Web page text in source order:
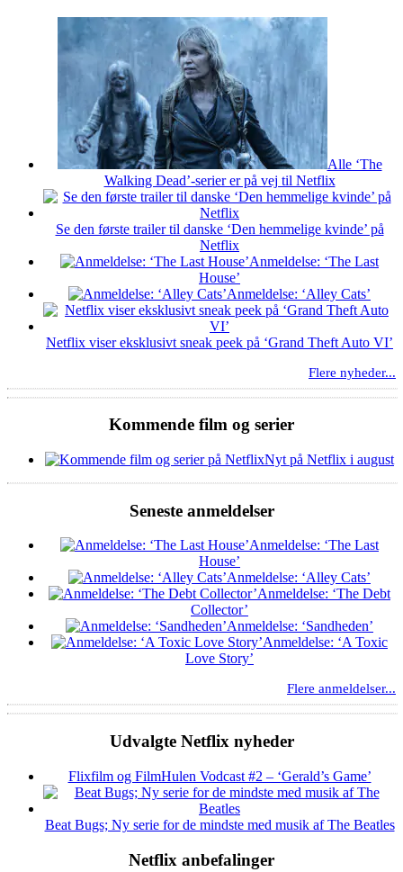
Alle ‘The
Walking Dead’-serier er på vej til Netflix
Se den første trailer til danske ‘Den hemmelige kvinde’ på
Netflix
Anmeldelse: ‘The Last
House’
Anmeldelse: ‘Alley Cats’
Netflix viser eksklusivt sneak peek på ‘Grand Theft Auto VI’
Flere nyheder...
Kommende film og serier
Nyt på Netflix i august
Seneste anmeldelser
Anmeldelse: ‘The Last
House’
Anmeldelse: ‘Alley Cats’
Anmeldelse: ‘The Debt
Collector’
Anmeldelse: ‘Sandheden’
Anmeldelse: ‘A Toxic
Love Story’
Flere anmeldelser...
Udvalgte Netflix nyheder
Flixfilm og FilmHulen Vodcast #2 – ‘Gerald’s Game’
Beat Bugs; Ny serie for de mindste med musik af The Beatles
Netflix anbefalinger